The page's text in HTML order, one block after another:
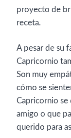
proyecto de
receta.
A pesar de su
Capricornio
Son muy
cómo se
Capricornio se
amigo o que
querido para